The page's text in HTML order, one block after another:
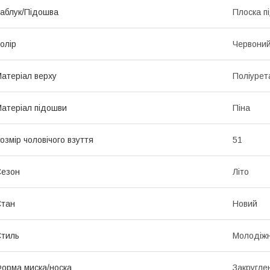
Підошва Плоска
Червоний
верху
підошви Піна
чоловічого взуття 51
Літо
Новий
миска/носка